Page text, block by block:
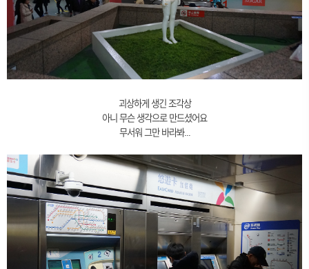
괴상하게 생긴 조각상
아니 무슨 생각으로 만드셨어요
무서워 그만 바라봐...